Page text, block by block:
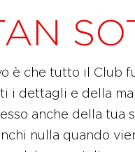
è che tutto il Club
i dettagli e della
anche della tua
nulla quando